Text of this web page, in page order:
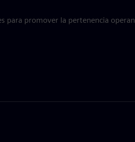
para promover la pertenencia